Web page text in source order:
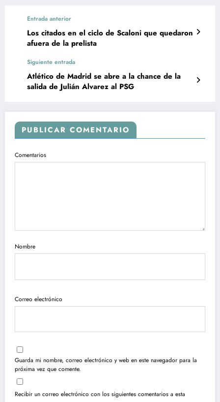
Entrada anterior
Los citados en el ciclo de Scaloni que quedaron
afuera de la prelista
Siguiente entrada
Atlético de Madrid se abre a la chance de la
salida de Julián Alvarez al PSG
PUBLICAR COMENTARIO
Comentarios
Nombre
Correo electrónico
Guarda mi nombre, correo electrónico y web en este navegador para la
próxima vez que comente.
Recibir un correo electrónico con los siguientes comentarios a esta